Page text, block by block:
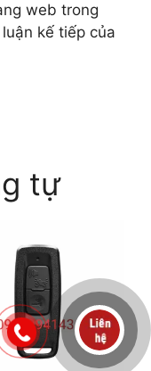
web trong
kế tiếp của
tự